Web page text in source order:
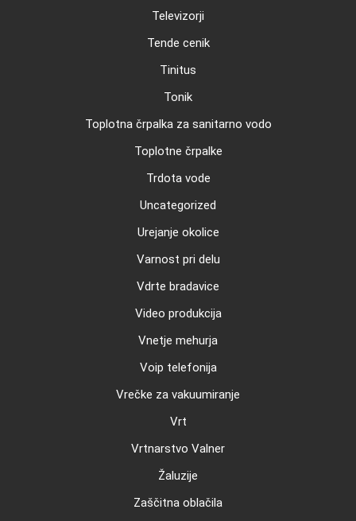
Televizorji
Tende cenik
Tinitus
Tonik
Toplotna črpalka za sanitarno vodo
Toplotne črpalke
Trdota vode
Uncategorized
Urejanje okolice
Varnost pri delu
Vdrte bradavice
Video produkcija
Vnetje mehurja
Voip telefonija
Vrečke za vakuumiranje
Vrt
Vrtnarstvo Valner
Žaluzije
Zaščitna oblačila